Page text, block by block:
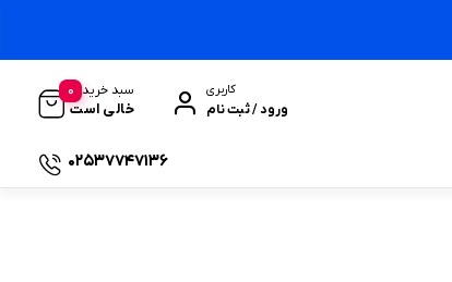
کاربری
ورود / ثبت نام
سبد خرید
خالی است
0
02537747136